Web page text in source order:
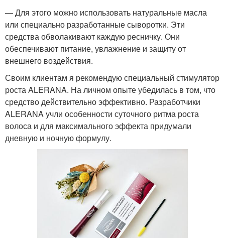
— Для этого можно использовать натуральные масла
или специально разработанные сыворотки. Эти
средства обволакивают каждую ресничку. Они
обеспечивают питание, увлажнение и защиту от
внешнего воздействия.
Своим клиентам я рекомендую специальный стимулятор
роста ALERANA. На личном опыте убедилась в том, что
средство действительно эффективно. Разработчики
ALERANA учли особенности суточного ритма роста
волоса и для максимального эффекта придумали
дневную и ночную формулу.